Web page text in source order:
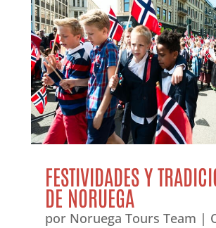
FESTIVIDADES Y
DE NORUEGA
por Noruega Tours Team |